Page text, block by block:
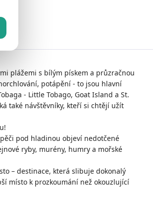
plážemi s bílým pískem a průzračnou
potápění - to jsou hlavní
- Little Tobago, Goat Island a St.
také návštěvníky, kteří si chtějí užít
pod hladinou objeví nedotčené
ryby, murény, humry a mořské
– destinace, která slibuje dokonalý
místo k prozkoumání než okouzlující